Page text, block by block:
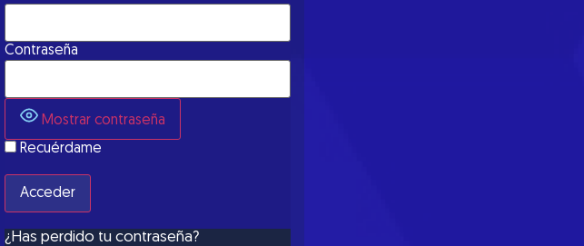
Contraseña
Mostrar contraseña
Recuérdame
¿Has perdido tu contraseña?